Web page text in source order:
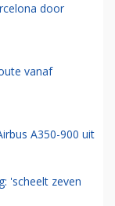
door
vanaf
A350-900 uit
'scheelt zeven